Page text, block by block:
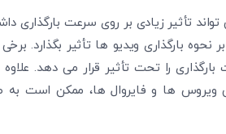
تأثیر زیادی بر روی سرعت بارگذاری
نحوه بارگذاری ویدیو ها تأثیر بگذارد.
را تحت تأثیر قرار می ‌دهد. علاوه
ویروس‌ ها و فایروال ‌ها، ممکن است